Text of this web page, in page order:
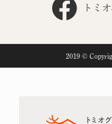
トミ
2019 ©